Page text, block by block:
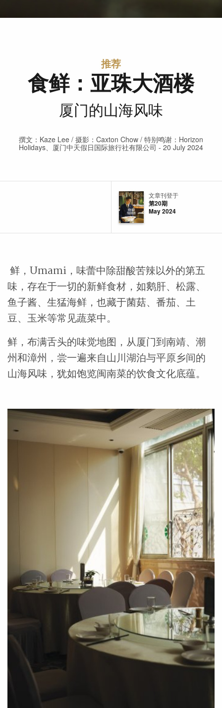
推荐
食鲜：亚珠大酒楼
厦门的山海风味
撰文：Kaze Lee / 摄影：Caxton Chow / 特别鸣谢：Horizon
Holidays、厦门中天假日国际旅行社有限公司 - 20 July 2024
文章刊登于
第20期
May 2024
鲜，Umami，味蕾中除甜酸苦辣以外的第五
味，存在于一切的新鲜食材，如鹅肝、松露、
鱼子酱、生猛海鲜，也藏于菌菇、番茄、土
豆、玉米等常见蔬菜中。
鲜，布满舌头的味觉地图，从厦门到南靖、潮
州和漳州，尝一遍来自山川湖泊与平原乡间的
山海风味，犹如饱览闽南菜的饮食文化底蕴。